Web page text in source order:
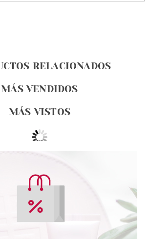
RELACIONADOS
MÁS VENDIDOS
MÁS VISTOS